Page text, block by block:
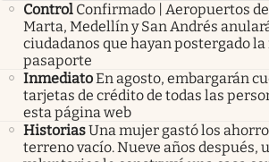
Control Confirmado | Aeropuertos
Marta, Medellín y San Andrés
ciudadanos que hayan postergado
pasaporte
InmediatoEn agosto, embargarán
tarjetas de crédito de todas las
esta página web
HistoriasUna mujer gastó los
terreno vacío. Nueve años después,